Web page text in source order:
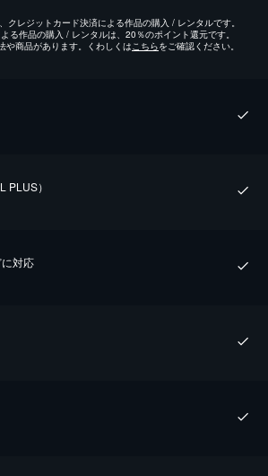
クレジットカード決済による作品の購入 / レンタルです。
る作品の購入 / レンタルは、20％のポイント還元です。
や商品があります。くわしくは こちらをご確認ください。
PLUS）
対応